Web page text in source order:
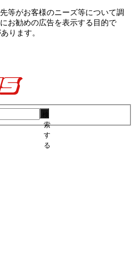
等がお客様のニーズ等について調
お勧めの広告を表⽰する⽬的で
ります。
索
す
る